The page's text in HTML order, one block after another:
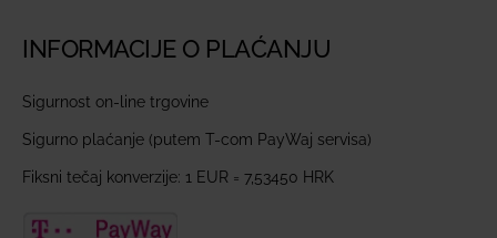
INFORMACIJE O PLAĆANJU
Sigurnost on-line trgovine
Sigurno plaćanje (putem T-com PayWaj servisa)
Fiksni tečaj konverzije: 1 EUR = 7,53450 HRK